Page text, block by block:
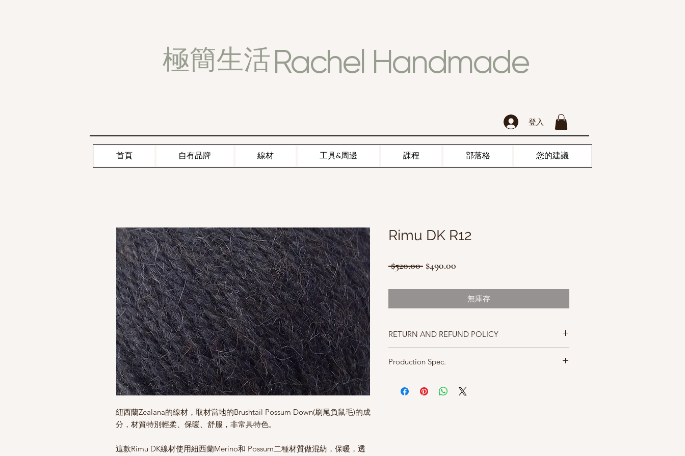
極簡生活Rachel Handmade
登入
首頁 自有品牌 線材 工具&周邊 課程 部落格 您的建議
紐西蘭Zealana的線材，取材當地的Brushtail Possum Down(刷尾負鼠毛)的成
分，材質特別輕柔、保暖、舒服，非常具特色。
這款Rimu DK線材使用紐西蘭Merino和 Possum二種材質做混紡，保暖，透
Rimu DK R12
$520.00 一
格
$490.00
格
無庫存
RETURN AND REFUND POLICY
仔細斟酌，因數量有限，售出後無法退換，敬請見諒。
Production Spec.
碼重 50g approx. 128m